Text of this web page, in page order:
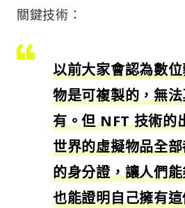
關鍵技術：
以前大家會認為數
物是可複製的，無
有。但 NFT 技術的
世界的虛擬物品全
的身分證，讓人們
也能證明自己擁有